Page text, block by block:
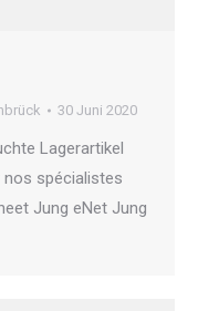
30 Juni 2020
Lagerartikel
nos spécialistes
Jung eNet Jung